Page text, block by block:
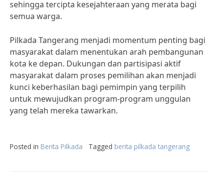
sehingga tercipta kesejahteraan yang merata bagi
semua warga.
Pilkada Tangerang menjadi momentum penting bagi
masyarakat dalam menentukan arah pembangunan
kota ke depan. Dukungan dan partisipasi aktif
masyarakat dalam proses pemilihan akan menjadi
kunci keberhasilan bagi pemimpin yang terpilih
untuk mewujudkan program-program unggulan
yang telah mereka tawarkan.
Posted in Berita Pilkada Tagged berita pilkada tangerang